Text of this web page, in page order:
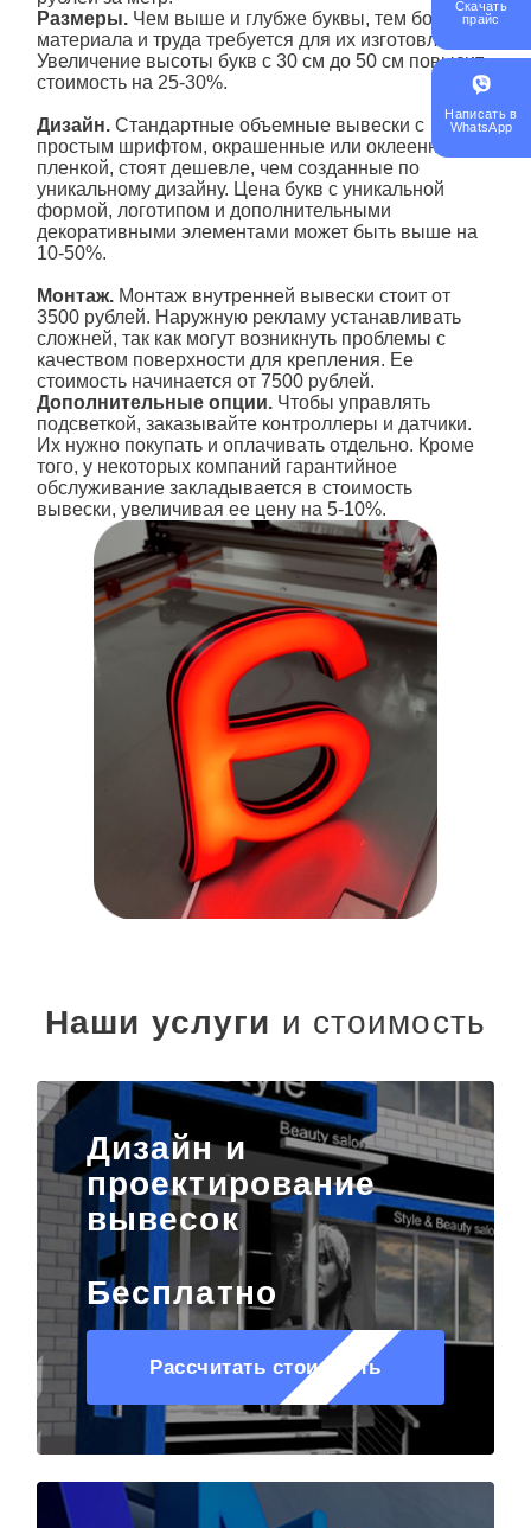
Размеры.Чем выше и глубже буквы, тем больше
материала и труда требуется для их изготовления
Увеличение высоты букв с 30 см до 50 см повысит
стоимость на 25-30%.
Дизайн. Стандартные объемные вывески с
простым шрифтом, окрашенные или оклеенные
пленкой, стоят дешевле, чем созданные по
уникальному дизайну. Цена букв с уникальной
формой, логотипом и дополнительными
декоративными элементами может быть выше на
10-50%.
Монтаж. Монтаж внутренней вывески стоит от
3500 рублей. Наружную рекламу устанавливать
сложней, так как могут возникнуть проблемы с
качеством поверхности для крепления. Ее
стоимость начинается от 7500 рублей.
Дополнительные опции. Чтобы управлять
подсветкой, заказывайте контроллеры и датчики.
Их нужно покупать и оплачивать отдельно. Кроме
того, у некоторых компаний гарантийное
обслуживание закладывается в стоимость
вывески, увеличивая ее цену на 5-10%.
Наши услуги и стоимость
Дизайн и
проектирование
вывесок
Бесплатно
Рассчитать стоимость
Скачать
прайс
Написать в
WhatsApp